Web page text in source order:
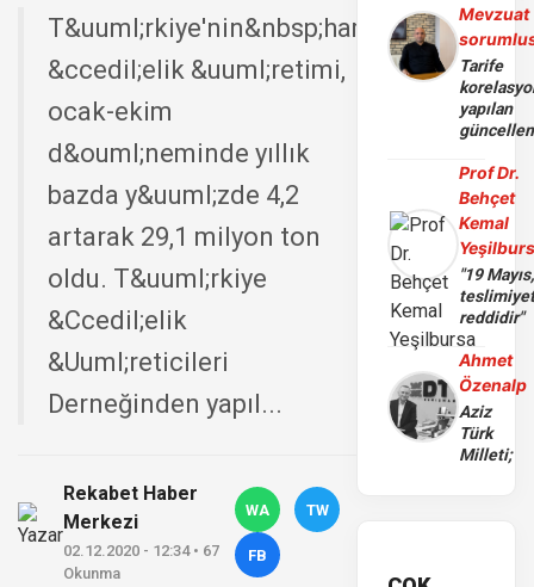
T&uuml;rkiye'nin&nbsp;ham
&ccedil;elik &uuml;retimi,
ocak-ekim
d&ouml;neminde yıllık
bazda y&uuml;zde 4,2
artarak 29,1 milyon ton
oldu. T&uuml;rkiye
&Ccedil;elik
&Uuml;reticileri
Derneğinden yapıl...
Rekabet Haber
Merkezi
02.12.2020 - 12:34 • 67
Okunma
WA TW
FB
Mevzuat
Tarife
yapılan
Prof Dr.
Behçet
Kemal
"19 Mayıs,
reddidir"
Ahmet
Özenalp
Aziz
Türk
Milleti;